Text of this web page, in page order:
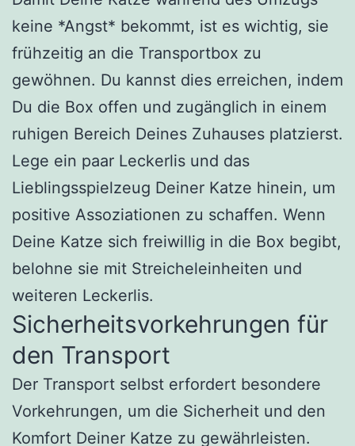
keine *Angst* bekommt, ist es wichtig, sie
frühzeitig an die Transportbox zu
gewöhnen. Du kannst dies erreichen, indem
Du die Box offen und zugänglich in einem
ruhigen Bereich Deines Zuhauses platzierst.
Lege ein paar Leckerlis und das
Lieblingsspielzeug Deiner Katze hinein, um
positive Assoziationen zu schaffen. Wenn
Deine Katze sich freiwillig in die Box begibt,
belohne sie mit Streicheleinheiten und
weiteren Leckerlis.
Sicherheitsvorkehrungen für
den Transport
Der Transport selbst erfordert besondere
Vorkehrungen, um die Sicherheit und den
Komfort Deiner Katze zu gewährleisten.